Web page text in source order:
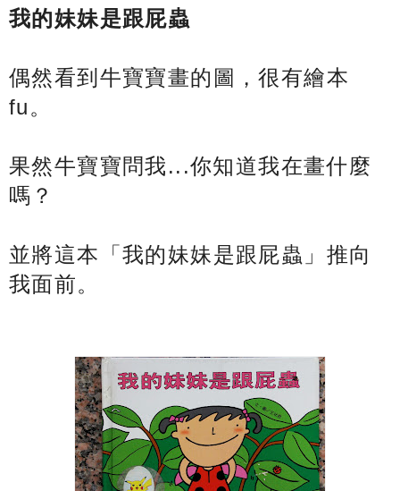
我的妹妹是跟屁蟲
偶然看到牛寶寶畫的圖，很有繪本
fu。
果然牛寶寶問我...你知道我在畫什麼
嗎？
並將這本「我的妹妹是跟屁蟲」推向
我面前。